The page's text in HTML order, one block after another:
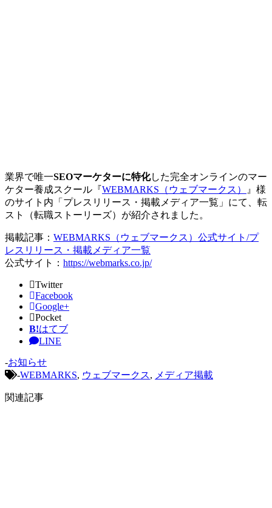
業界で唯一SEOマーケターに特化した完全オンラインのマー
ケター養成スクール『WEBMARKS（ウェブマークス）
』様
のサイト内「プレスリリース・掲載メディア一覧」にて、転
スト（転職ストーリーズ）が紹介されました。
掲載記事： WEBMARKS（ウェブマークス）公式サイト/プ
レスリリース・掲載メディア一覧
公式サイト： https://webmarks.co.jp/
Twitter
Facebook
Google+
Pocket
B!はてブ
LINE
-お知らせ
-WEBMARKS, ウェブマークス, メディア掲載
関連記事